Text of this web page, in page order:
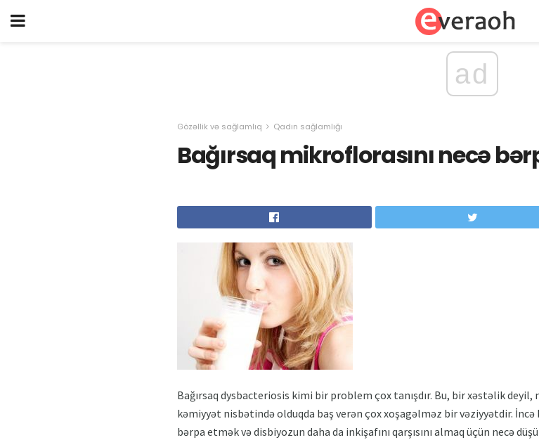
ad
Gözəllik və sağlamlıq Qadın sağlamlığı
Bağırsaq mikroflorasını necə
Bağırsaq dysbacteriosis kimi bir problem çox tanışdır. Bu, bir xəstəlik
kəmiyyət nisbətində olduqda baş verən çox xoşagəlməz bir vəziyyətdir.
bərpa etmək və disbiyozun daha da inkişafını qarşısını almaq üçün necə